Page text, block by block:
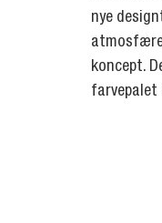
nye
atmosfære
koncept.
farvepalet